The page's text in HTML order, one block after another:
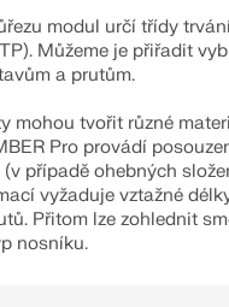
modul určí třídy
Můžeme je přiřadit
a prutům.
mohou tvořit různé
Pro provádí
případě ohebných
vyžaduje vztažné
Přitom lze zohlednit
nosníku.